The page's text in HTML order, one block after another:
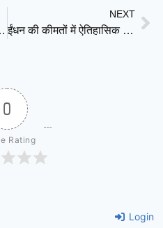
नई स्कैन तकनीक से उम्मीद
NEXT
ईंधन की कीमतों में ऐतिहासिक झटका: पाकिस्तान में पेट्रोल 390 रुपये के पार, अर्थव्यवस्था पर गहराता संकट
0
Rating
Login